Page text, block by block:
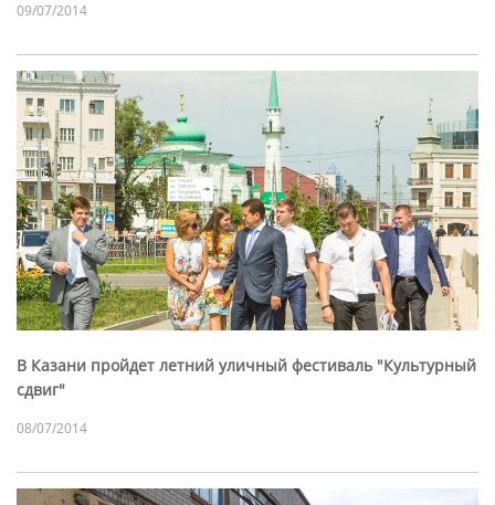
09/07/2014
В Казани пройдет летний уличный фестиваль "Культурный
сдвиг"
08/07/2014